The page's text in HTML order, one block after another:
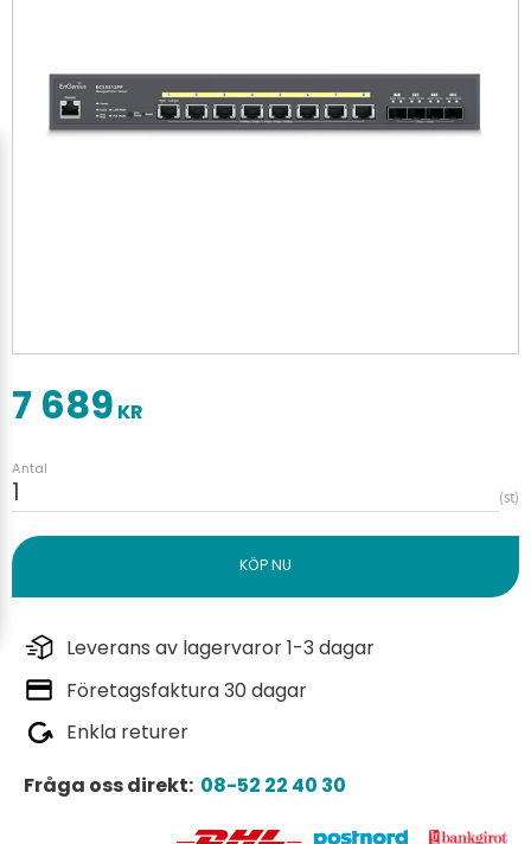
7 689 KR
Antal
st
Leverans av lagervaror 1-3 dagar
Företagsfaktura 30 dagar
Enkla returer
Fråga oss direkt: 08-52 22 40 30